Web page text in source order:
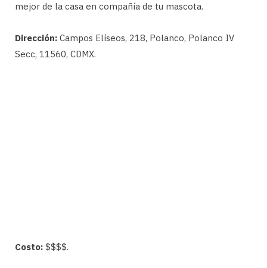
mejor de la casa en compañía de tu mascota.
Dirección: Campos Elíseos, 218, Polanco, Polanco IV
Secc, 11560, CDMX.
Costo: $$$$.